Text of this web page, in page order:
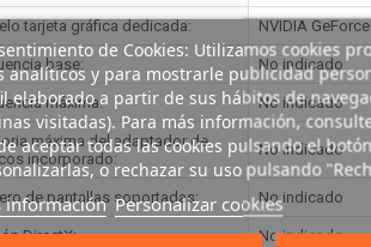
tarjeta gráfica dedicada: NVIDIA
base: No indicado
máxima: No indicado
máxima del adaptador de
incorporado:
No indicado
de pantallas soportadas: No indicado
DirectX: No indicado
de Cookies: Utilizamos cookies
analíticos y para mostrarle publicidad
elaborado a partir de sus hábitos de
visitadas). Para más información,
aceptar todas las cookies pulsando el
o rechazar su uso pulsando
información Personalizar cookies